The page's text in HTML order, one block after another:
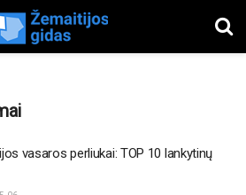
vasaros perliukai: TOP 10 lankytinų